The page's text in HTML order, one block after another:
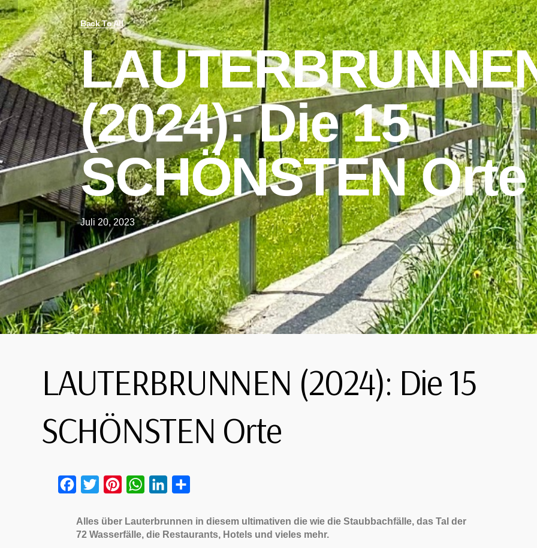
Back To All
(2024): Die 15
SCHÖNSTEN Orte
Juli 20, 2023
LAUTERBRUNNEN (2024): Die 15
SCHÖNSTEN Orte
FacebookTwitterPinterestWhatsApp
LinkedIn
Alles über Lauterbrunnen in diesem ultimativen die wie die Staubbachfälle, das Tal der
72 Wasserfälle, die Restaurants, Hotels und vieles mehr.